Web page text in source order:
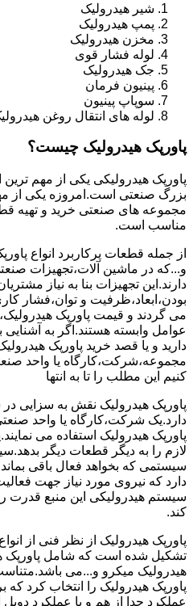
شیر هیدرولیک
پمپ هیدرولیک
مخزن هیدرولیک
لوله فشار قوی
جک هیدرولیک
پینیون فرمان
سوپاپ پینیون
لوله های انتقال روغن
پاورپک هیدرولیک چیست؟
پاورپک هیدرولیکی یکی از مهم
بزرگ صنعتی است.امروزه یکی از
مجموعه های صنعتی خرید و تهیه
مناسب است.
از جمله قطعات پرکاربرد انواع
و...که در ماشین آلات،تجهیزات
دارند.این تجهیزات بنا به نیاز
بودن،ابعاد،ظرفیت و توان،فشار
می گردند و قیمت پاورپک
عوامل وابسته هستند.اگر به
دارید و یا قصد خرید پاورپک
مجموعه،شرکت،کارگاه یا واحد
کنیم این مطلب را تا به انتها
پاورپک هیدرولیک نقش به سزایی
دارد.یک شرکت،کارگاه یا واحد
پاورپک هیدرولیک استفاده می
لازم را به دیگر قطعات دیگر
سیستمی که بخواهد فعال باقی
دارد که نیروی مورد نیاز جهت
سیستم هیدرولیکی این منبع قدرت
کند.
پاورپک هیدرولیک از نظر فنی از
تشکیل شده است که شامل پاورپک
هیدرولیک میکرو و...می
پاورپک هیدرولیک را انتخاب کرد
عملکرد جدا از هم و یا عملکرد دوبل